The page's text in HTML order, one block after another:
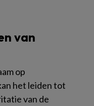
van
op
het leiden tot
van de